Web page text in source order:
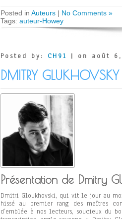
Posted in Auteurs | No Comments »
Tags: auteur-Howey
Posted by: CH91 | on août 6,
DMITRY GLUKHOVSKY
Présentation de Dmitry
Dmitri Gloukhovski, qui vit le jour au
hissé au premier rang des maîtres
d’emblée à nos lecteurs, soucieux du